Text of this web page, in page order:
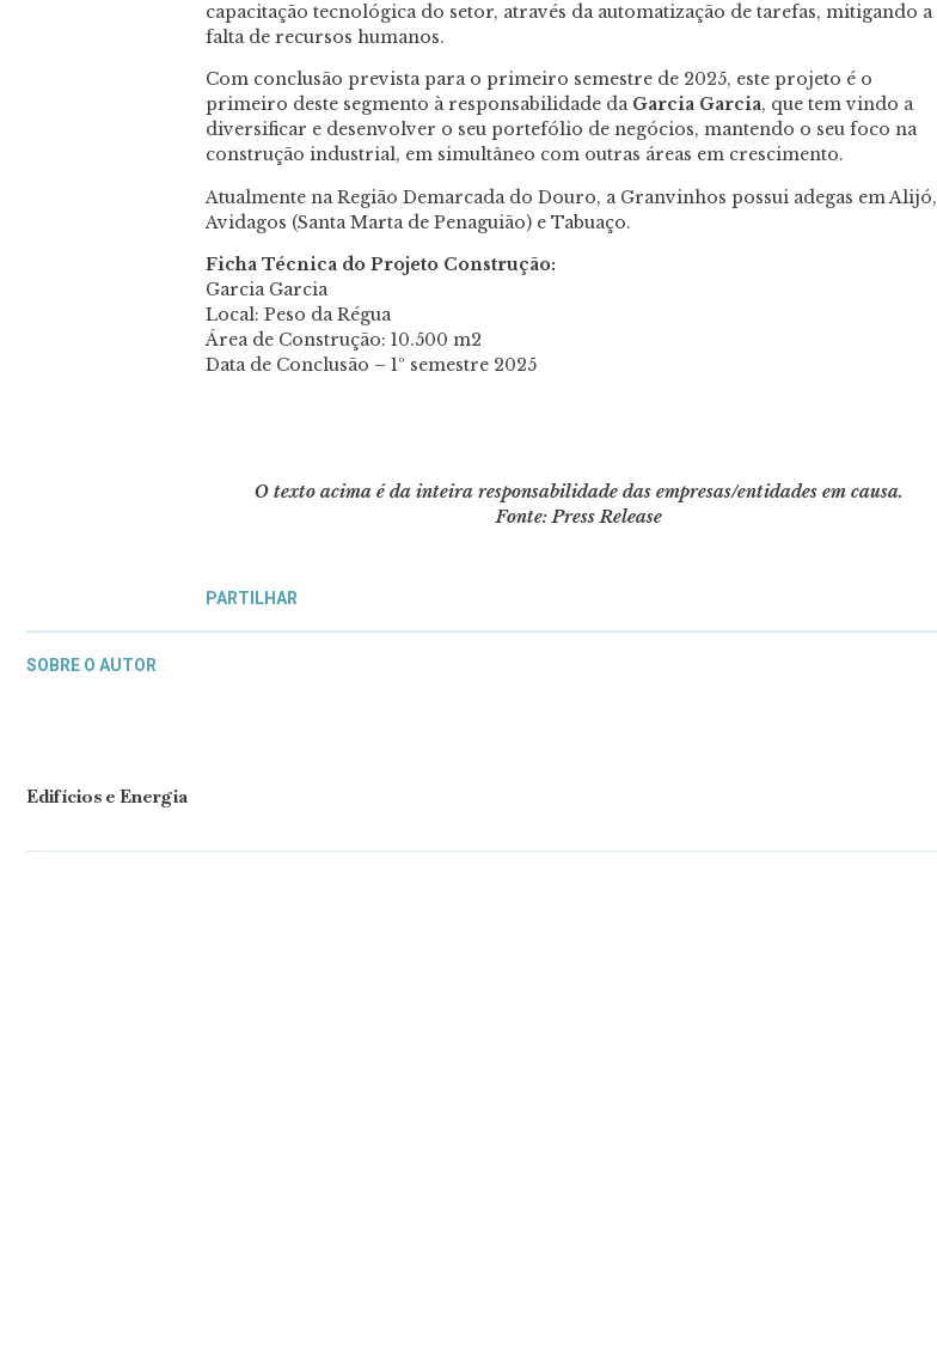
capacitação tecnológica do setor, através da automatização de tarefas, mitigando a
falta de recursos humanos.
Com conclusão prevista para o primeiro semestre de 2025, este projeto é o
primeiro deste segmento à responsabilidade da Garcia Garcia, que tem vindo a
diversificar e desenvolver o seu portefólio de negócios, mantendo o seu foco na
construção industrial, em simultâneo com outras áreas em crescimento.
Atualmente na Região Demarcada do Douro, a Granvinhos possui adegas em Alijó,
Avidagos (Santa Marta de Penaguião) e Tabuaço.
Ficha Técnica do Projeto Construção:
Garcia Garcia
Local: Peso da Régua
Área de Construção: 10.500 m2
Data de Conclusão – 1º semestre 2025
O texto acima é da inteira responsabilidade das empresas/entidades em causa.
Fonte: Press Release
PARTILHAR
SOBRE O AUTOR
Edifícios e Energia